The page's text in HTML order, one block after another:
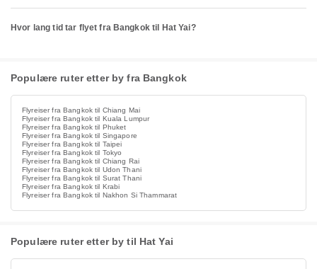
Hvor lang tid tar flyet fra Bangkok til Hat Yai?
Populære ruter etter by fra Bangkok
Flyreiser fra Bangkok til Chiang Mai
Flyreiser fra Bangkok til Kuala Lumpur
Flyreiser fra Bangkok til Phuket
Flyreiser fra Bangkok til Singapore
Flyreiser fra Bangkok til Taipei
Flyreiser fra Bangkok til Tokyo
Flyreiser fra Bangkok til Chiang Rai
Flyreiser fra Bangkok til Udon Thani
Flyreiser fra Bangkok til Surat Thani
Flyreiser fra Bangkok til Krabi
Flyreiser fra Bangkok til Nakhon Si Thammarat
Populære ruter etter by til Hat Yai